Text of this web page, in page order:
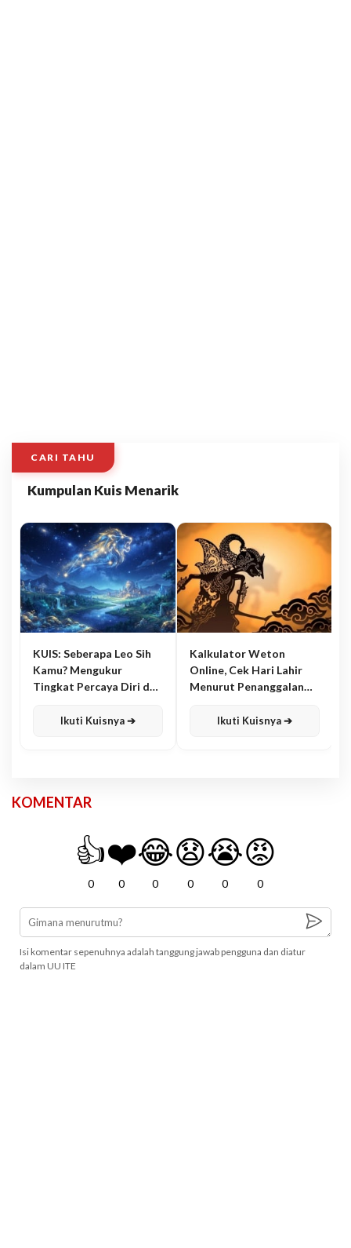
CARI TAHU
Kumpulan Kuis Menarik
KUIS: Seberapa Leo Sih
Kamu? Mengukur
Tingkat Percaya Diri dan
Ikuti Kuisnya ➔
Kalkulator Weton
Online, Cek Hari Lahir
Menurut Penanggalan
Ikuti Kuisnya ➔
KOMENTAR
👍
0
❤️
0
😂
0
😧
0
😭
0
😡
0
Isi komentar sepenuhnya adalah tanggung jawab pengguna dan diatur
dalam UU ITE